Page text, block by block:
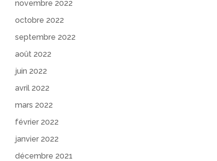
novembre 2022
octobre 2022
septembre 2022
août 2022
juin 2022
avril 2022
mars 2022
février 2022
janvier 2022
décembre 2021